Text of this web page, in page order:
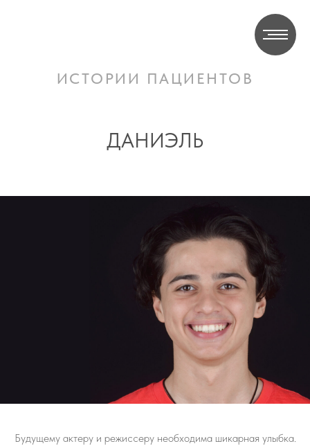
ИСТОРИИ ПАЦИЕНТОВ
ДАНИЭЛЬ
Будущему актеру и режиссеру необходима шикарная улыбка.